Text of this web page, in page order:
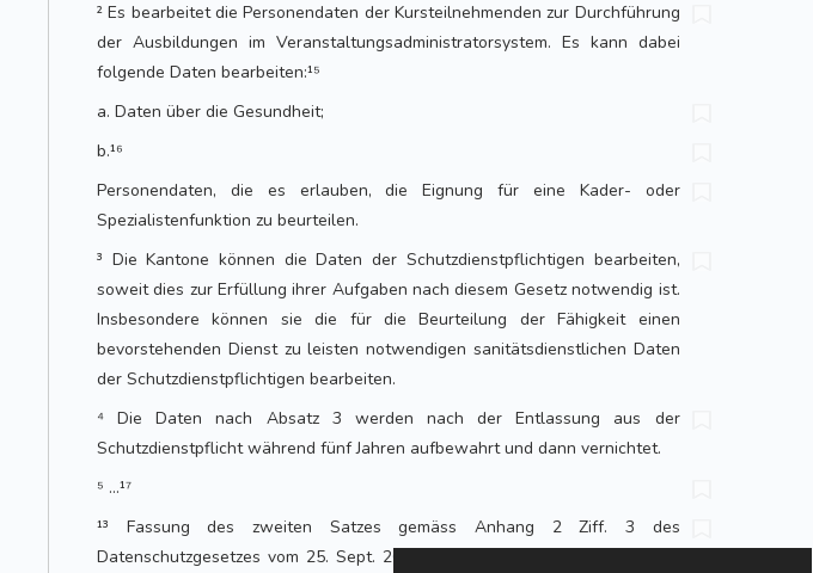
² Es bearbeitet die Personendaten der Kursteilnehmenden zur Durchführung
der Ausbildungen im Veranstaltungsadministratorsystem. Es kann dabei
folgende Daten bearbeiten:¹⁵
a. Daten über die Gesundheit;
b.¹⁶
Personendaten, die es erlauben, die Eignung für eine Kader- oder
Spezialistenfunktion zu beurteilen.
³ Die Kantone können die Daten der Schutzdienstpflichtigen bearbeiten,
soweit dies zur Erfüllung ihrer Aufgaben nach diesem Gesetz notwendig ist.
Insbesondere können sie die für die Beurteilung der Fähigkeit einen
bevorstehenden Dienst zu leisten notwendigen sanitätsdienstlichen Daten
der Schutzdienstpflichtigen bearbeiten.
⁴ Die Daten nach Absatz 3 werden nach der Entlassung aus der
Schutzdienstpflicht während fünf Jahren aufbewahrt und dann vernichtet.
⁵ …¹⁷
¹³ Fassung des zweiten Satzes gemäss Anhang 2 Ziff. 3 des
Datenschutzgesetzes vom 25. Sept. 2020, in Kraft seit 1. Sept. 2023 ( AS